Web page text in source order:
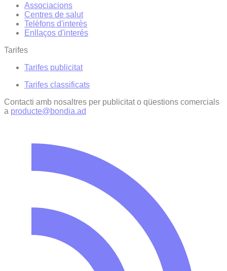
Associacions
Centres de salut
Telèfons d'interès
Enllaços d'interés
Tarifes
Tarifes publicitat
Tarifes classificats
Contacti amb nosaltres per publicitat o qüestions comercials
a producte@bondia.ad